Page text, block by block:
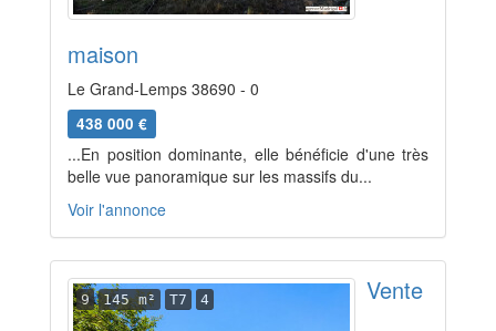
maison
Le Grand-Lemps 38690 - 0
438 000 €
...En position dominante, elle bénéficie d'une très
belle vue panoramique sur les massifs du...
Voir l'annonce
9 145 m² T7 4 Vente